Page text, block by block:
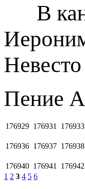
В
Пение
176929 176931 176933
176936 176937 176938
176940 176941 176942
1 2 3 4 5 6